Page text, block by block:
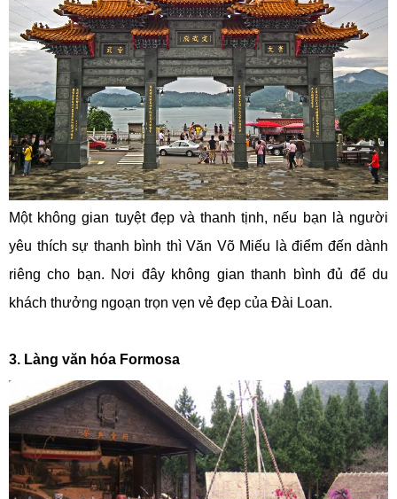
Một không gian tuyệt đẹp và thanh tịnh, nếu bạn là người
yêu thích sự thanh bình thì Văn Võ Miếu là điểm đến dành
riêng cho bạn. Nơi đây không gian thanh bình đủ để du
khách thưởng ngoạn trọn vẹn vẻ đẹp của Đài Loan.
3. Làng văn hóa Formosa